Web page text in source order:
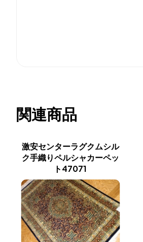
関連商品
激安センターラグクムシル
ク手織りペルシャカーペッ
ト47071